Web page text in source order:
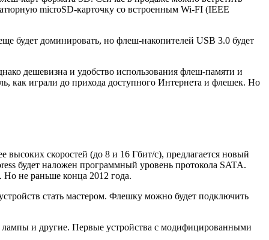
microSD-карточку со встроенным Wi-FI (IEEE
будет доминировать, но флеш-накопителей USB 3.0 будет
дешевизна и удобство использования флеш-памяти и
как играли до прихода доступного Интернета и флешек. Но
скоростей (до 8 и 16 Гбит/с), предлагается новый
будет наложен программный уровень протокола SATA.
Но не раньше конца 2012 года.
стать мастером. Флешку можно будет подключить
и другие. Первые устройства с модифицированными